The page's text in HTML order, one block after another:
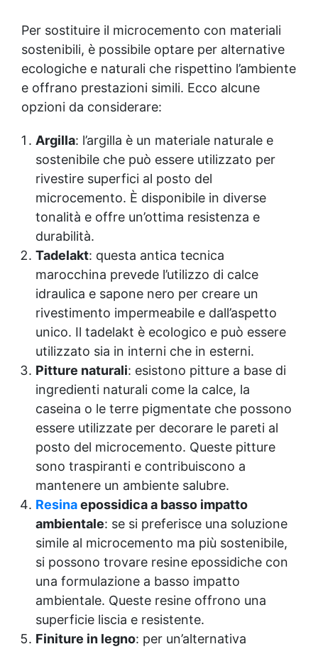
Per sostituire il microcemento con materiali
sostenibili, è possibile optare per alternative
ecologiche e naturali che rispettino l’ambiente
e offrano prestazioni simili. Ecco alcune
opzioni da considerare:
Argilla: l’argilla è un materiale naturale e
sostenibile che può essere utilizzato per
rivestire superfici al posto del
microcemento. È disponibile in diverse
tonalità e offre un’ottima resistenza e
durabilità.
Tadelakt: questa antica tecnica
marocchina prevede l’utilizzo di calce
idraulica e sapone nero per creare un
rivestimento impermeabile e dall’aspetto
unico. Il tadelakt è ecologico e può essere
utilizzato sia in interni che in esterni.
Pitture naturali: esistono pitture a base di
ingredienti naturali come la calce, la
caseina o le terre pigmentate che possono
essere utilizzate per decorare le pareti al
posto del microcemento. Queste pitture
sono traspiranti e contribuiscono a
mantenere un ambiente salubre.
Resinaepossidica a basso impatto
ambientale: se si preferisce una soluzione
simile al microcemento ma più sostenibile,
si possono trovare resine epossidiche con
una formulazione a basso impatto
ambientale. Queste resine offrono una
superficie liscia e resistente.
Finiture in legno: per un’alternativa